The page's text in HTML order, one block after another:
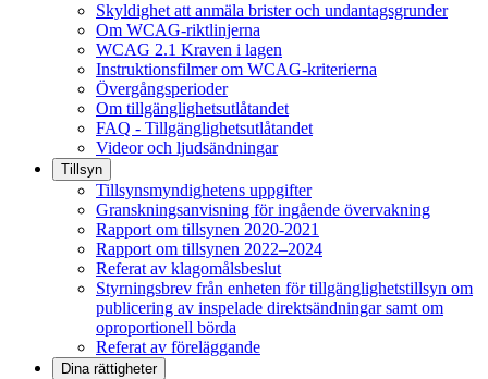
Skyldighet att anmäla brister och undantagsgrunder
Om WCAG-riktlinjerna
WCAG 2.1 Kraven i lagen
Instruktionsfilmer om WCAG-kriterierna
Övergångsperioder
Om tillgänglighetsutlåtandet
FAQ - Tillgänglighetsutlåtandet
Videor och ljudsändningar
Tillsyn
Tillsynsmyndighetens uppgifter
Granskningsanvisning för ingående övervakning
Rapport om tillsynen 2020-2021
Rapport om tillsynen 2022–2024
Referat av klagomålsbeslut
Styrningsbrev från enheten för tillgänglighetstillsyn om
publicering av inspelade direktsändningar samt om
oproportionell börda
Referat av föreläggande
Dina rättigheter